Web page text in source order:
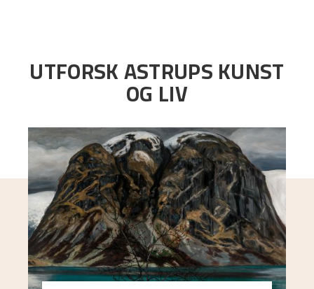
UTFORSK ASTRUPS KUNST
OG LIV